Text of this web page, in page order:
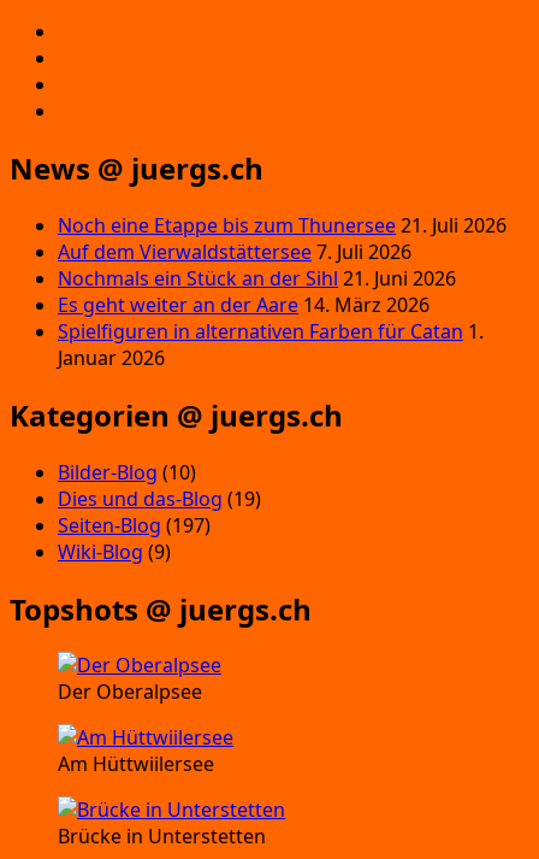
News @ juergs.ch
Noch eine Etappe bis zum Thunersee21. Juli 2026
Auf dem Vierwaldstättersee7. Juli 2026
Nochmals ein Stück an der Sihl 21. Juni 2026
Es geht weiter an der Aare 14. März 2026
Spielfiguren in alternativen Farben für Catan 1.
Januar 2026
Kategorien @ juergs.ch
Bilder-Blog (10)
Dies und das-Blog (19)
Seiten-Blog (197)
Wiki-Blog (9)
Topshots @ juergs.ch
Der Oberalpsee
Am Hüttwiilersee
Brücke in Unterstetten